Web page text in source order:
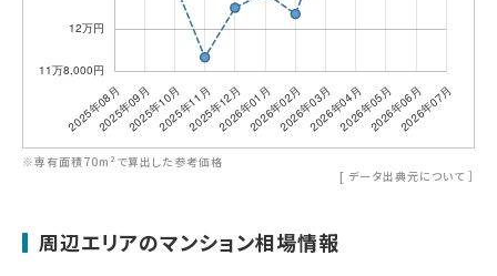
※専有面積70m²で算出した参考価格
[ データ出典元について ］
周辺エリアのマンション相場情報